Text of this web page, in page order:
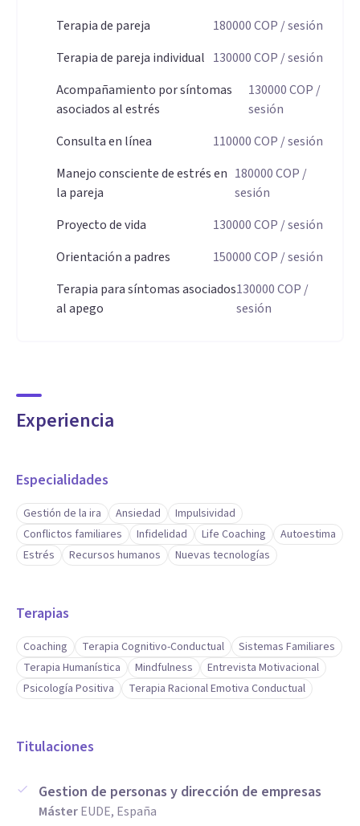
Terapia de pareja
180000COP / sesión
Terapia de pareja individual 130000COP / sesión
Acompañamiento por síntomas
asociados al estrés
130000COP /
sesión
Consulta en línea
110000COP / sesión
Manejo consciente de estrés en
la pareja
180000COP /
sesión
Proyecto de vida
130000COP / sesión
Orientación a padres
150000COP / sesión
Terapia para síntomas asociados
al apego
130000 COP /
sesión
Experiencia
Especialidades
Gestión de la ira Ansiedad
Impulsividad
Conflictos familiares
Infidelidad Life Coaching
Autoestima
Estrés
Recursos humanos Nuevas tecnologías
Terapias
Coaching Terapia Cognitivo-Conductual
Sistemas Familiares
Terapia Humanística
Mindfulness
Entrevista Motivacional
Psicología Positiva
Terapia Racional Emotiva Conductual
Titulaciones
Gestion de personas y dirección de empresas
MásterEUDE, España